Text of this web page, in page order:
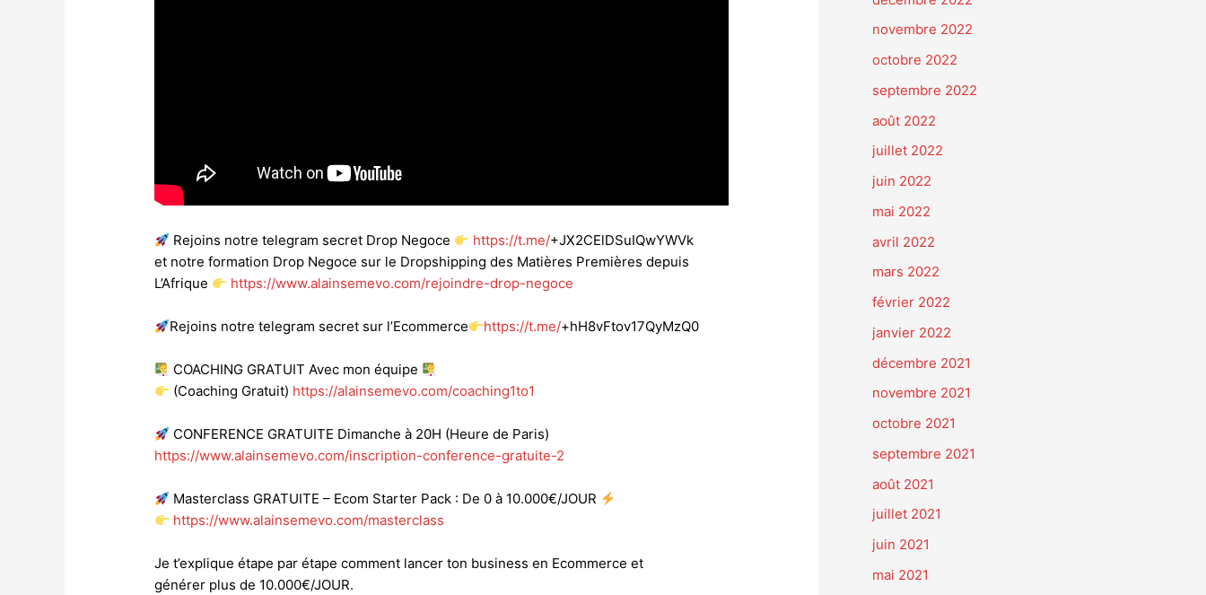
Rejoins notre telegram secret Drop Negoce https://t.me/+JX2CElDSuIQwYWVk
et notre formation Drop Negoce sur le Dropshippingdes Matières Premières depuis
L’Afrique
https://www.alainsemevo.com/rejoindre-drop-negoce
Rejoins notre telegram secret sur l’Ecommerce https://t.me/+hH8vFtov17QyMzQ0
COACHING GRATUIT Avec mon équipe
(Coaching Gratuit) https://alainsemevo.com/coaching1to1
CONFERENCE GRATUITE Dimanche à 20H (Heure de Paris)
https://www.alainsemevo.com/inscription-conference-gratuite-2
Masterclass GRATUITE – Ecom Starter Pack : De 0 à 10.000€/JOUR
https://www.alainsemevo.com/masterclass
Je t’explique étape par étape comment lancer ton business en Ecommerce et
générer plus de 10.000€/JOUR.
novembre 2022
octobre 2022
septembre 2022
août 2022
juillet 2022
juin 2022
mai 2022
avril 2022
mars 2022
février 2022
janvier 2022
décembre 2021
novembre 2021
octobre 2021
septembre 2021
août 2021
juillet 2021
juin 2021
mai 2021